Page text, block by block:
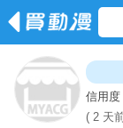
信用度
( 2 天
商品